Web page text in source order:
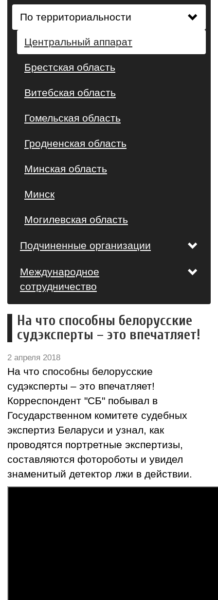
По территориальности
Центральный аппарат
Брестская область
Витебская область
Гомельская область
Гродненская область
Минская область
Минск
Могилевская область
Подчиненные организации
Международное
сотрудничество
На что способны белорусские
судэксперты – это впечатляет!
2 апреля 2018
На что способны белорусские
судэксперты – это впечатляет!
Корреспондент "СБ" побывал в
Государственном комитете судебных
экспертиз Беларуси и узнал, как
проводятся портретные экспертизы,
составляются фотороботы и увидел
знаменитый детектор лжи в действии.